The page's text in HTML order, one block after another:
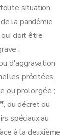
situation
la pandémie
doit être
;
d'aggravation
précitées,
ou prolongée ;
er, du décret du
spéciaux au
à la deuxième